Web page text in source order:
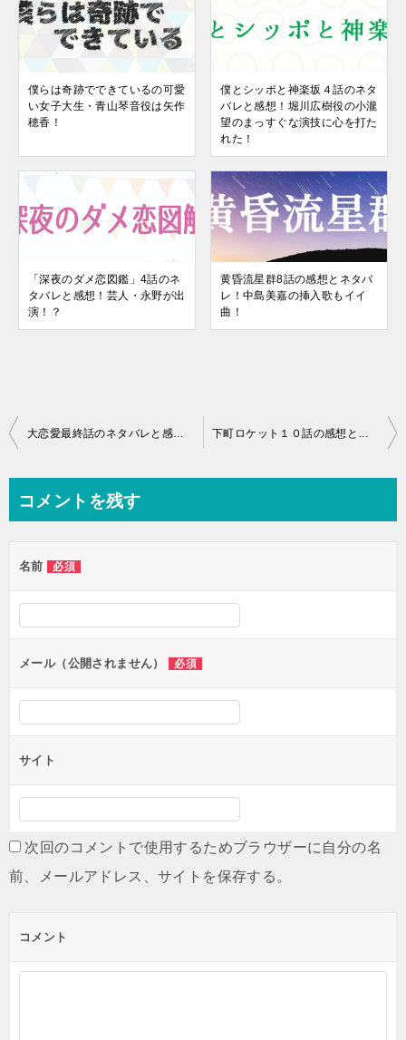
僕らは奇跡でできているの可愛
い女子大生・青山琴音役は矢作
穂香！
僕とシッポと神楽坂４話のネタ
バレと感想！堀川広樹役の小瀧
望のまっすぐな演技に心を打た
れた！
「深夜のダメ恋図鑑」4話のネ
タバレと感想！芸人・永野が出
演！？
黄昏流星群8話の感想とネタバ
レ！中島美嘉の挿入歌もイイ
曲！
投
ビ
ー
シ
ョ
ン
大恋愛最終話のネタバレと感想！戸田恵梨香の次回作は朝ドラ「スカーレット」のヒロイン！ 下町ロケット１０話の感想とネタバレ！殿村家の米がリアルに販売中！
コメントを残す
名前 必須
メール（公開されません） 必須
サイト
次回のコメントで使用するためブラウザーに自分の名
前、メールアドレス、サイトを保存する。
コメント